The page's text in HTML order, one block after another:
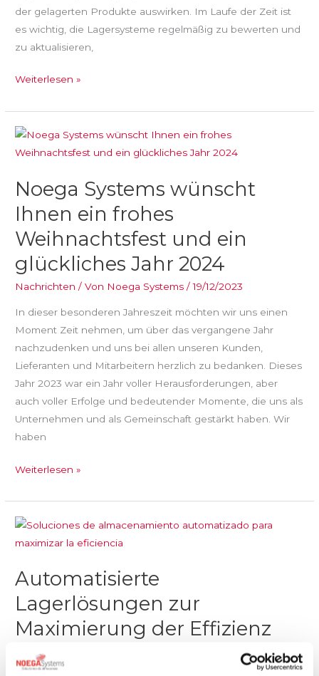
der gelagerten Produkte auswirken. Im Laufe der Zeit ist
es wichtig, die Lagersysteme regelmäßig zu bewerten und
zu aktualisieren,
Weiterlesen »
Noega Systems wünscht
Ihnen ein frohes
Weihnachtsfest und ein
glückliches Jahr 2024
Nachrichten / Von Noega Systems/19/12/2023
In dieser besonderen Jahreszeit möchten wir uns einen
Moment Zeit nehmen, um über das vergangene Jahr
nachzudenken und uns bei allen unseren Kunden,
Lieferanten und Mitarbeitern herzlich zu bedanken. Dieses
Jahr 2023 war ein Jahr voller Herausforderungen, aber
auch voller Erfolge und bedeutender Momente, die uns als
Unternehmen und als Gemeinschaft gestärkt haben. Wir
haben
Noega
Systems
Ihnen
ein
frohes
Weihnachtsfest
und
ein
Jahr
2024
Weiterlesen »
Automatisierte
Lagerlösungen zur
Maximierung der Effizienz
Automatisierte Systeme /14/12/2023
Automatisierte
Lagerlösungen
Maximierung
der
Effizienz